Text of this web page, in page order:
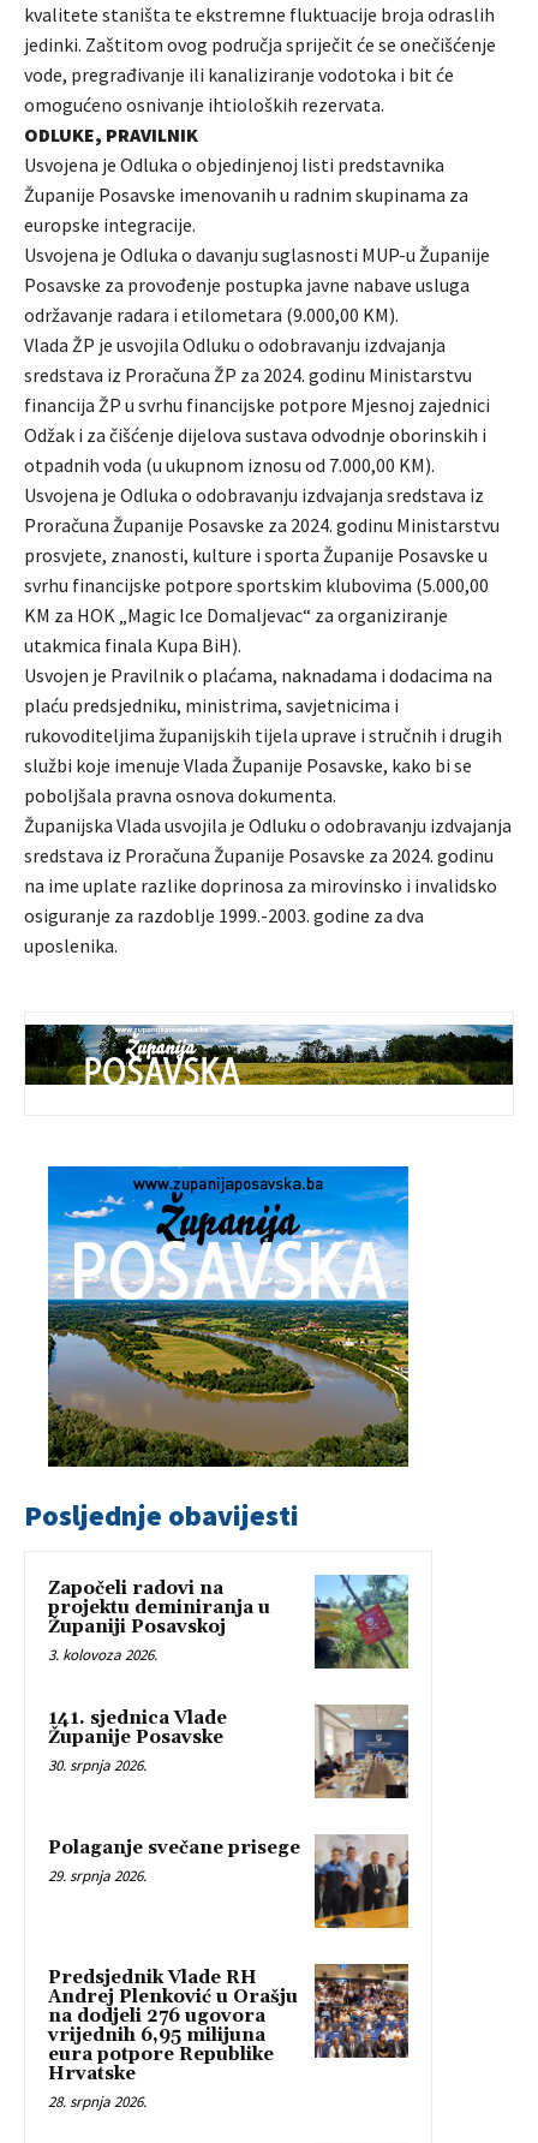
kvalitete staništa te ekstremne fluktuacije broja odraslih
jedinki. Zaštitom ovog područja spriječit će se onečišćenje
vode, pregrađivanje ili kanaliziranje vodotoka i bit će
omogućeno osnivanje ihtioloških rezervata.
ODLUKE, PRAVILNIK
Usvojena je Odluka o objedinjenoj listi predstavnika
Županije Posavske imenovanih u radnim skupinama za
europske integracije.
Usvojena je Odluka o davanju suglasnosti MUP-u Županije
Posavske za provođenje postupka javne nabave usluga
održavanje radara i etilometara (9.000,00 KM).
Vlada ŽP je usvojila Odluku o odobravanju izdvajanja
sredstava iz Proračuna ŽP za 2024. godinu Ministarstvu
financija ŽP u svrhu financijske potpore Mjesnoj zajednici
Odžak i za čišćenje dijelova sustava odvodnje oborinskih i
otpadnih voda (u ukupnom iznosu od 7.000,00 KM).
Usvojena je Odluka o odobravanju izdvajanja sredstava iz
Proračuna Županije Posavske za 2024. godinu Ministarstvu
prosvjete, znanosti, kulture i sporta Županije Posavske u
svrhu financijske potpore sportskim klubovima (5.000,00
KM za HOK „Magic Ice Domaljevac“ za organiziranje
utakmica finala Kupa BiH).
Usvojen je Pravilnik o plaćama, naknadama i dodacima na
plaću predsjedniku, ministrima, savjetnicima i
rukovoditeljima županijskih tijela uprave i stručnih i drugih
službi koje imenuje Vlada Županije Posavske, kako bi se
poboljšala pravna osnova dokumenta.
Županijska Vlada usvojila je Odluku o odobravanju izdvajanja
sredstava iz Proračuna Županije Posavske za 2024. godinu
na ime uplate razlike doprinosa za mirovinsko i invalidsko
osiguranje za razdoblje 1999.-2003. godine za dva
uposlenika.
Posljednje obavijesti
Započeli radovi na
projektu deminiranja u
Županiji Posavskoj
3. kolovoza 2026.
141. sjednica Vlade
Županije Posavske
30. srpnja 2026.
Polaganje svečane prisege
29. srpnja 2026.
Predsjednik Vlade RH
Andrej Plenković u Orašju
na dodjeli 276 ugovora
vrijednih 6,95 milijuna
eura potpore Republike
Hrvatske
28. srpnja 2026.